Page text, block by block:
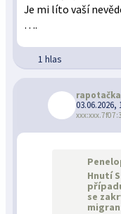
Je mi líto vaší
….
1 hlas
rapotačka
03.06.2026,
Hnutí
se